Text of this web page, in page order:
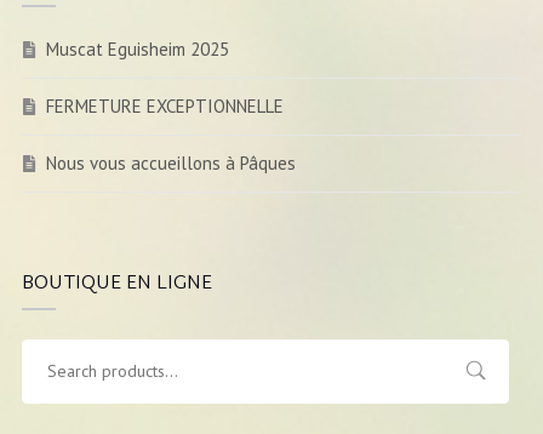
Muscat Eguisheim 2025
FERMETURE EXCEPTIONNELLE
Nous vous accueillons à Pâques
BOUTIQUE EN LIGNE